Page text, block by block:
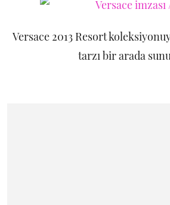
Versace 2013 Resort
tarzı bir arada